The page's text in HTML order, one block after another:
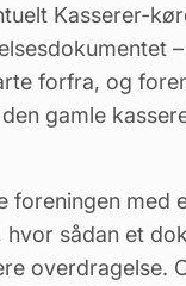
Kasserer-
forfra, og
gamle
foreningen med
hvor sådan et
overdragelse.